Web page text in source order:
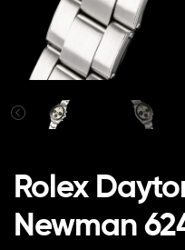
Rolex
Newman